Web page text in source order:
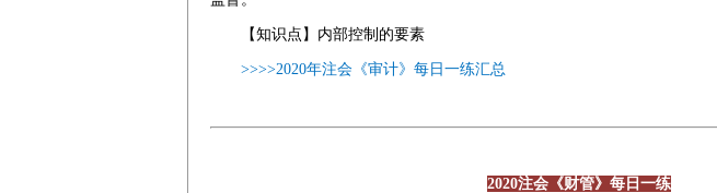
【知识点】内部控制的要素
>>>>2020年注会《审计》每日一练汇总
2020注会《财管》每日一练